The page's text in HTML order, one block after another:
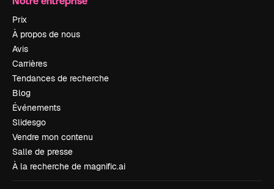
Prix
À propos de nous
Avis
Carrières
Tendances de recherche
Blog
Événements
Slidesgo
Vendre mon contenu
Salle de presse
À la recherche de magnific.ai